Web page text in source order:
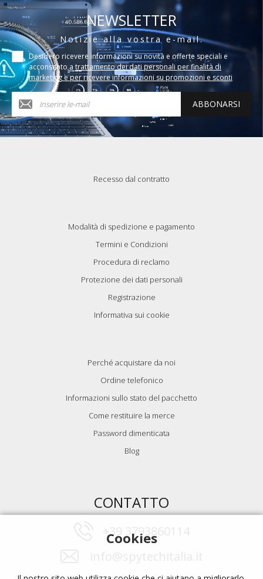
NEWSLETTER
Notizie alla vostra e-mail.
Desidero ricevere informazioni su novità e offerte speciali e
acconsento a trattamento dei dati personali per finalità di
marketing e per ricevere informazioni su promozioni e sconti
ABBONARSI
Recesso dal contratto
Modalità di spedizione e pagamento
Termini e Condizioni
Procedura di reclamo
Protezione dei dati personali
Registrazione
Informativa sui cookie
Perché acquistare da noi
Ordine telefonico
Informazioni sullo stato del pacchetto
Come restituire la merce
Password dimenticata
Blog
CONTATTO
+39 3793860114
Cookies